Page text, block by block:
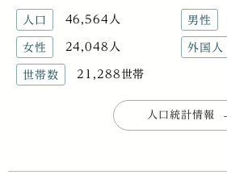
人口 46,564人 男性
女性 24,048人 外国人
世帯数 21,288世帯
人口統計情報